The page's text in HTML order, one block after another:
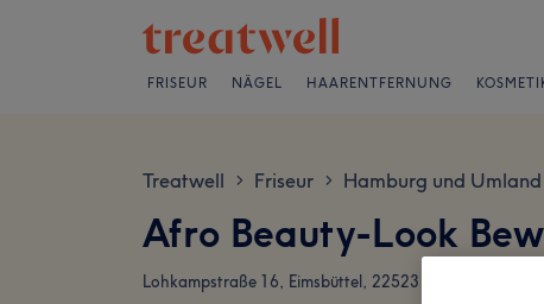
FRISEUR NÄGEL HAARENTFERNUNG
Treatwell > Friseur > Hamburg und Umland
Afro Beauty-Look
Lohkampstraße 16, Eimsbüttel, 22523 Hamburg